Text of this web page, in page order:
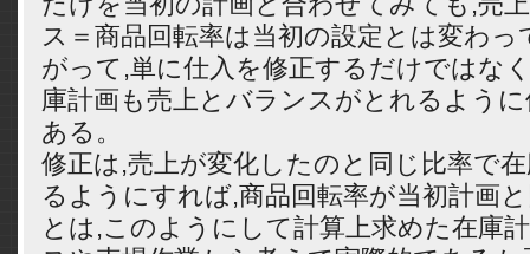
ス＝商品回転率は当初の設定とは変わ
がって,単に仕入を修正するだけではな
庫計画も売上とバランスがとれるよう
ある。
修正は,売上が変化したのと同じ比率で
るようにすれば,商品回転率が当初計画
とは,このようにして計算上求めた在庫